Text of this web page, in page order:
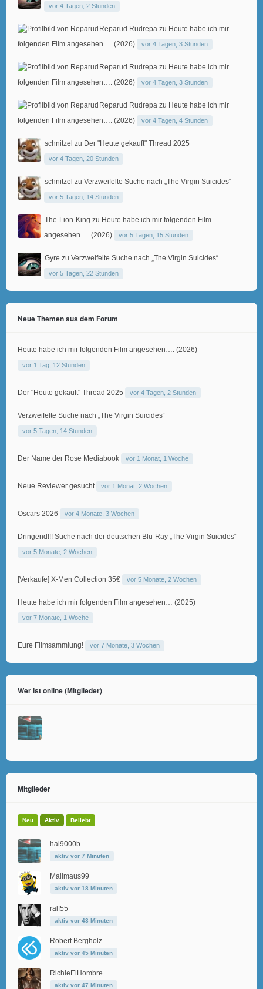
vor 4 Tagen, 2 Stunden
Reparud Rudrepa zu Heute habe ich mir
folgenden Film angesehen…. (2026)
vor 4 Tagen, 3 Stunden
Reparud Rudrepa zu Heute habe ich mir
folgenden Film angesehen…. (2026)
vor 4 Tagen, 3 Stunden
Reparud Rudrepa zu Heute habe ich mir
folgenden Film angesehen…. (2026)
vor 4 Tagen, 4 Stunden
schnitzel zu Der "Heute gekauft" Thread 2025
vor 4 Tagen, 20 Stunden
schnitzel zu Verzweifelte Suche nach „The Virgin Suicides“
vor 5 Tagen, 14 Stunden
The-Lion-King zu Heute habe ich mir folgenden Film
angesehen…. (2026)
vor 5 Tagen, 15 Stunden
Gyre zu Verzweifelte Suche nach „The Virgin Suicides“
vor 5 Tagen, 22 Stunden
Neue Themen aus dem Forum
Heute habe ich mir folgenden Film angesehen…. (2026)
vor 1 Tag, 12 Stunden
Der "Heute gekauft" Thread 2025 vor 4 Tagen, 2 Stunden
Verzweifelte Suche nach „The Virgin Suicides“
vor 5 Tagen, 14 Stunden
Der Name der Rose Mediabook vor 1 Monat, 1 Woche
Neue Reviewer gesucht vor 1 Monat, 2 Wochen
Oscars 2026 vor 4 Monate, 3 Wochen
Dringend!!! Suche nach der deutschen Blu-Ray „The Virgin Suicides“
vor 5 Monate, 2 Wochen
[Verkaufe] X-Men Collection 35€ vor 5 Monate, 2 Wochen
Heute habe ich mir folgenden Film angesehen… (2025)
vor 7 Monate, 1 Woche
Eure Filmsammlung! vor 7 Monate, 3 Wochen
Wer ist online (Mitglieder)
Mitglieder
Neu Aktiv Beliebt
hal9000b
aktiv vor 7 Minuten
Mailmaus99
aktiv vor 18 Minuten
ralf55
aktiv vor 43 Minuten
Robert Bergholz
aktiv vor 45 Minuten
RichieElHombre
aktiv vor 47 Minuten